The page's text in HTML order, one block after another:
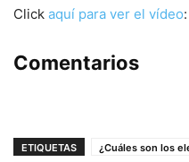
Click aquí para ver el vídeo
Comentarios
ETIQUETAS
¿Cuáles son los